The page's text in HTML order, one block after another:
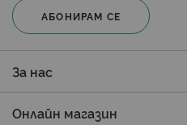
АБОНИРАМ СЕ
За нас
Онлайн магазин